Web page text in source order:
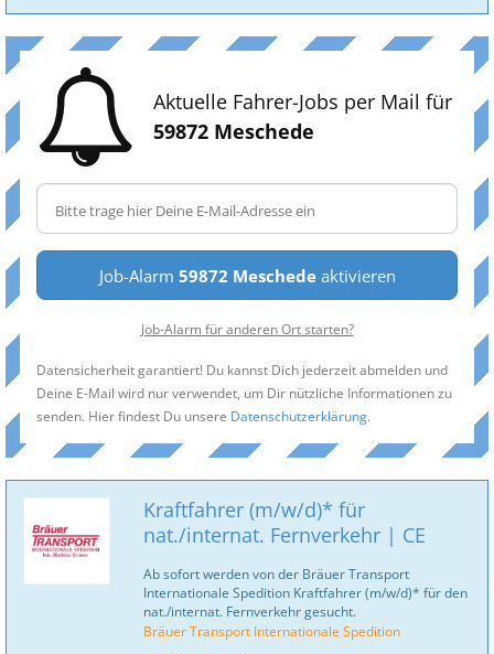
Aktuelle Fahrer-Jobs per Mail für
59872 Meschede
Job-Alarm 59872 Meschedeaktivieren
Job-Alarm für anderen Ort starten?
Datensicherheit garantiert! Du kannst Dich jederzeit abmelden und
Deine E-Mail wird nur verwendet, um Dir nützliche Informationen zu
senden. Hier findest Du unsere Datenschutzerklärung.
Kraftfahrer (m/w/d)* für
nat./internat. Fernverkehr | CE
Ab sofort werden von der Bräuer Transport
Internationale Spedition Kraftfahrer (m/w/d)* für den
nat./internat. Fernverkehr gesucht.
Bräuer Transport Internationale Spedition